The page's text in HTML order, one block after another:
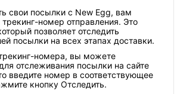
свои посылки с New Egg, вам
номер отправления. Это
позволяет отследить
посылки на всех этапах доставки.
номера, вы можете
отслеживания посылки на сайте
введите номер в соответствующее
кнопку Отследить.